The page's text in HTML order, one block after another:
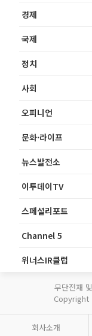
경제
국제
정치
사회
오피니언
문화·라이프
뉴스발전소
이투데이TV
스페셜리포트
Channel 5
위너스IR클럽
무단전재
Copyright
회사소개